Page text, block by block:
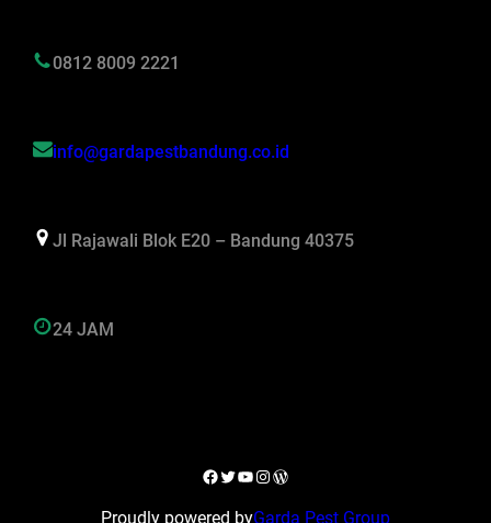
0812 8009 2221
info@gardapestbandung.co.id
Jl Rajawali Blok E20 – Bandung 40375
24 JAM
Facebook
Twitter
YouTube
Instagram
WordPress
Proudly powered byGarda Pest Group